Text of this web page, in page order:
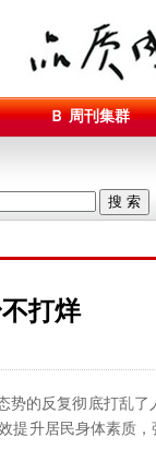
Ｂ 周刊集群
搜 索
打烊
的反复彻底打乱了
提升居民身体素质